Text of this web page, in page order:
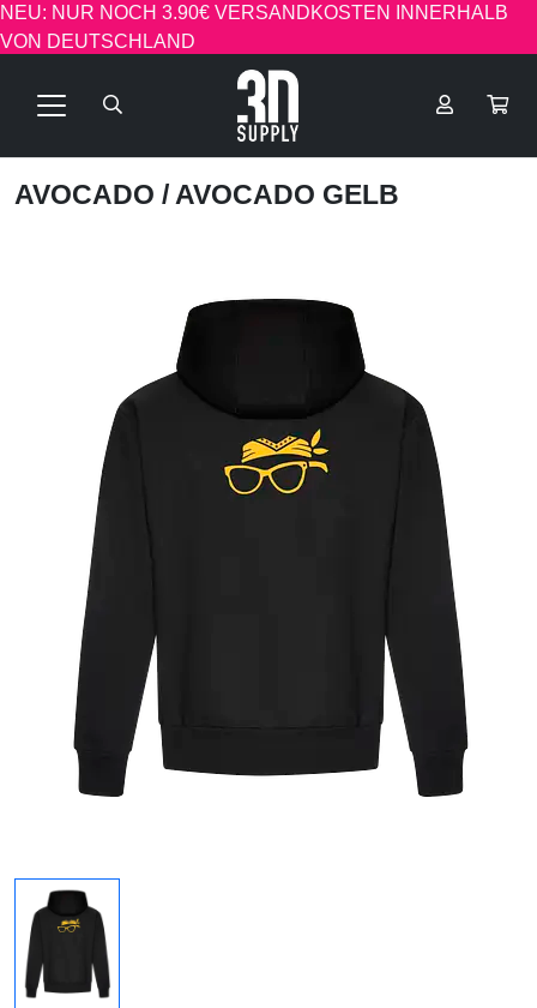
NEU: NUR NOCH 3.90€ VERSANDKOSTEN INNERHALB
VON DEUTSCHLAND
AVOCADO / AVOCADO GELB